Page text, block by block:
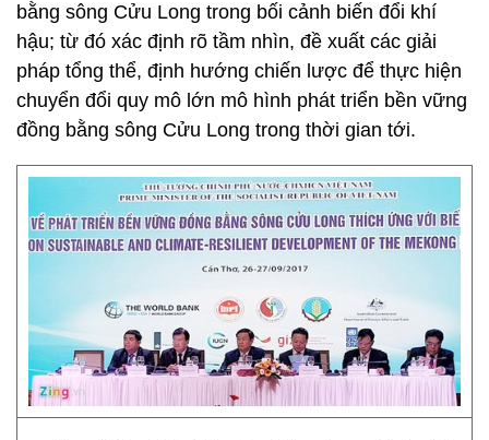
bằng sông Cửu Long trong bối cảnh biến đổi khí
hậu; từ đó xác định rõ tầm nhìn, đề xuất các giải
pháp tổng thể, định hướng chiến lược để thực hiện
chuyển đổi quy mô lớn mô hình phát triển bền vững
đồng bằng sông Cửu Long trong thời gian tới.